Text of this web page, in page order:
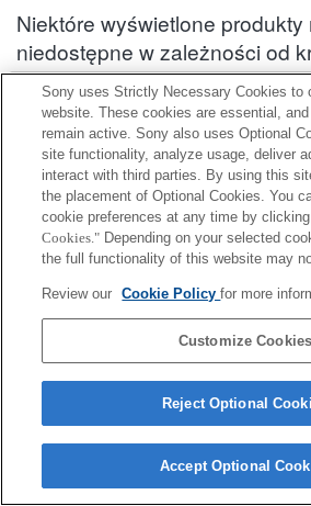
Niektóre wyświetlone produkty
niedostępne w zależności od
Informacje na temat kompatybilności
Sony uses Strictly Necessary Cookies to
website. These cookies are essential,
remain active. Sony also uses Optional
site functionality, analyze usage, deliver
interact with third parties. By using this
the placement of Optional Cookies. You
cookie preferences at any time by clicking
Cookies." Depending on your selected
the full functionality of this website may
Review our Cookie Policyfor more
Customize Cookies
Reject Optional
Accept Optional